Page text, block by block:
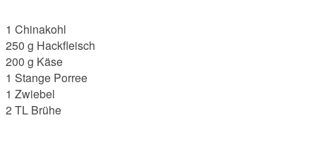
1 Chinakohl
250 g Hackfleisch
200 g Käse
1 Stange Porree
1 Zwiebel
2 TL Brühe